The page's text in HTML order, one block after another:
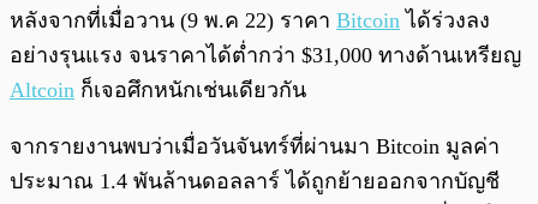
พร้อมเล่น 0:00 /
หลังจากที่เมื่อวาน (9 พ.ค 22) ราคา Bitcoin ได้ร่วงลง
อย่างรุนแรง จนราคาได้ต่ำกว่า $31,000 ทางด้านเหรียญ
Altcoin ก็เจอศึกหนักเช่นเดียวกัน
จากรายงานพบว่าเมื่อวันจันทร์ที่ผ่านมา Bitcoin มูลค่า
ประมาณ 1.4 พันล้านดอลลาร์ ได้ถูกย้ายออกจากบัญชี